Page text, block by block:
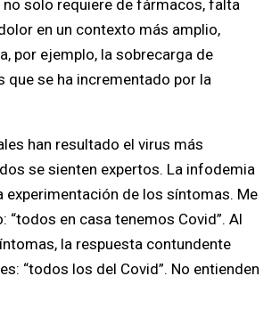
solo requiere de fármacos, falta
en un contexto más amplio,
por ejemplo, la sobrecarga de
que se ha incrementado por la
se sienten expertos. La infodemia
experimentación de los síntomas. Me
“todos en casa tenemos Covid”. Al
la respuesta contundente
“todos los del Covid”. No entienden